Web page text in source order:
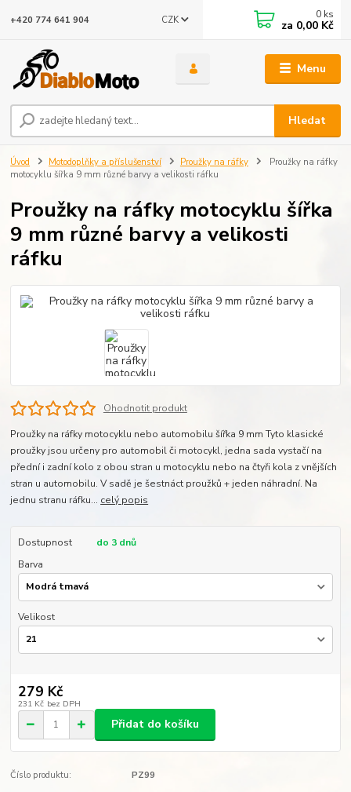
Menu
CZK
Hledat
+420 774 641 904 0 ks
za 0,00 Kč
Úvod Motodoplňky a příslušenství Proužky na ráfky
Proužky na ráfky
motocyklu šířka 9 mm různé barvy a velikosti ráfku
Proužky na ráfky motocyklu šířka
9 mm různé barvy a velikosti
ráfku
Ohodnotit produkt
Proužky na ráfky motocyklu nebo automobilu šířka 9 mm Tyto klasické
proužky jsou určeny pro automobil či motocykl, jedna sada vystačí na
přední i zadní kolo z obou stran u motocyklu nebo na čtyři kola z vnějších
stran u automobilu. V sadě je šestnáct proužků + jeden náhradní. Na
jednu stranu ráfku... celý popis
Dostupnost
do 3 dnů
Barva
Velikost
279 Kč
231 Kč bez DPH
Přidat do košíku
Číslo produktu: PZ99